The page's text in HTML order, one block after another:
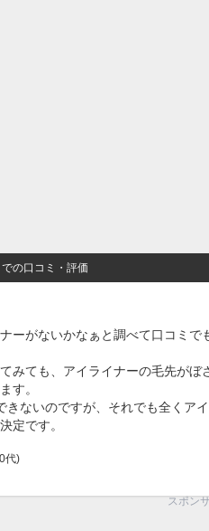
での口コミ・評価
ーがないかなぁと調べて口コミ
みても、アイライナーの毛先が
す。
きないのですが、それでも全くア
定です。
代)
スポン